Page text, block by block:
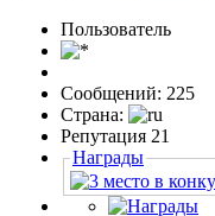
Пользовaтeль
Сообщений: 225
Страна:
Репутация 21
Награды